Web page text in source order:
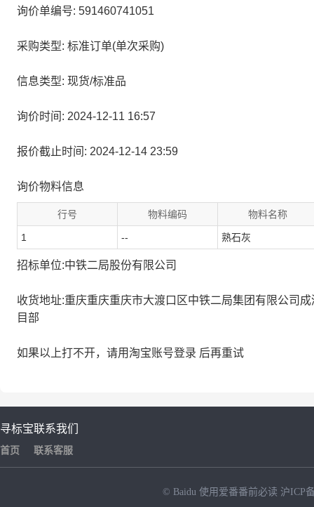
询价单编号: 591460741051
采购类型: 标准订单(单次采购)
信息类型: 现货/标准品
询价时间: 2024-12-11 16:57
报价截止时间: 2024-12-14 23:59
询价物料信息
行号 物料编码 物料名称
1 -- 熟石灰
招标单位:中铁二局股份有限公司
收货地址:重庆重庆重庆市大渡口区中铁二局集团有限公司
目部
如果以上打不开，请用淘宝账号登录 后再重试
寻标宝
首页
联系我们
联系客服
© Baidu 使用爱番番前必读 沪ICP